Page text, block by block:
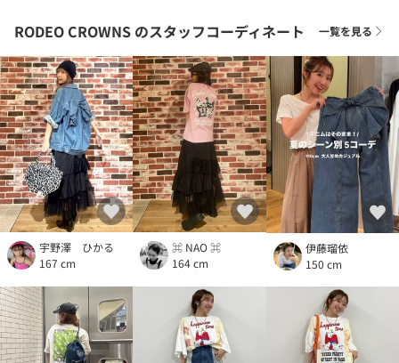
RODEO CROWNS のスタッフコーディネート 一覧を見る
宇野澤 ひかる
167 cm
⌘ NAO ⌘
164 cm
伊藤瑠依
150 cm